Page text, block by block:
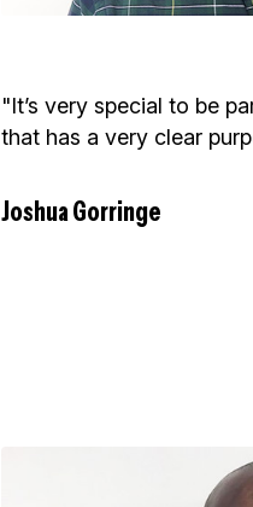
"It’s very special to be
that has a very clear
Joshua Gorringe